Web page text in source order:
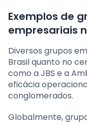
Exemplos de
empresariais
Diversos grupos
Brasil quanto no
como a JBS e a
eficácia
conglomerados.
Globalmente,